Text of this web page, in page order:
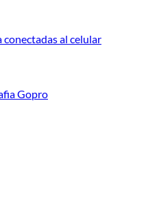
conectadas al celular
Gopro